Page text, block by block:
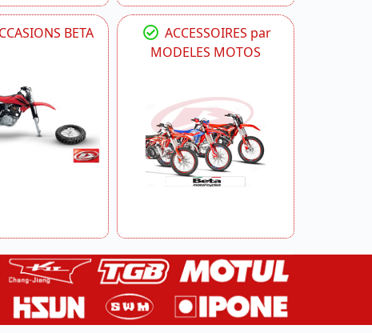
BETA
ACCESSOIRES par
MODELES MOTOS